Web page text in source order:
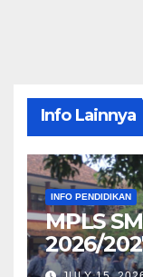
Info Lainnya
INFO PENDIDIKAN
MPLS
2026/